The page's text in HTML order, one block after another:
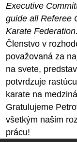
Executive
guide all Referee
Karate
Členstvo v
považovaná za
na svete,
potvrdzuje
karate na
Gratulujeme
všetkým našim
prácu!